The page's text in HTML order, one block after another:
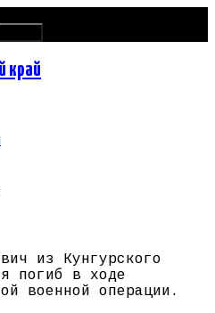
край
из Кунгурского
погиб в ходе
военной операции.